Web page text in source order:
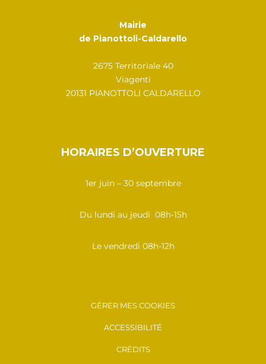
Mairie
de Pianottoli-Caldarello
2675 Territoriale 40
Viagenti
20131 PIANOTTOLI CALDARELLO
HORAIRES D’OUVERTURE
1er juin – 30 septembre
Du lundi au jeudi 08h-15h
Le vendredi 08h-12h
GÉRER MES COOKIES
ACCESSIBILITÉ
CRÉDITS